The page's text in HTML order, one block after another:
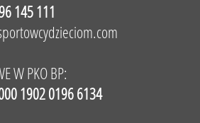
145 111
W PKO BP:
1902 0196 6134